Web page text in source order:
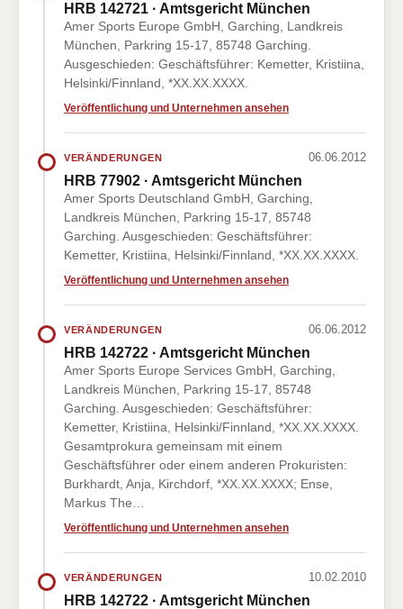
HRB 142721 · Amtsgericht München
Amer Sports Europe GmbH, Garching, Landkreis
München, Parkring 15-17, 85748 Garching.
Ausgeschieden: Geschäftsführer: Kemetter, Kristiina,
Helsinki/Finnland, *XX.XX.XXXX.
Veröffentlichung und Unternehmen ansehen
VERÄNDERUNGEN 06.06.2012
HRB 77902 · Amtsgericht München
Amer Sports Deutschland GmbH, Garching,
Landkreis München, Parkring 15-17, 85748
Garching. Ausgeschieden: Geschäftsführer:
Kemetter, Kristiina, Helsinki/Finnland, *XX.XX.XXXX.
Veröffentlichung und Unternehmen ansehen
VERÄNDERUNGEN 06.06.2012
HRB 142722 · Amtsgericht München
Amer Sports Europe Services GmbH, Garching,
Landkreis München, Parkring 15-17, 85748
Garching. Ausgeschieden: Geschäftsführer:
Kemetter, Kristiina, Helsinki/Finnland, *XX.XX.XXXX.
Gesamtprokura gemeinsam mit einem
Geschäftsführer oder einem anderen Prokuristen:
Burkhardt, Anja, Kirchdorf, *XX.XX.XXXX; Ense,
Markus The…
Veröffentlichung und Unternehmen ansehen
VERÄNDERUNGEN 10.02.2010
HRB 142722 · Amtsgericht München